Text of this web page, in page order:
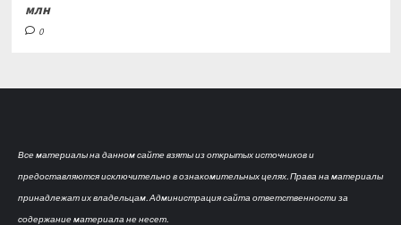
млн
0
Все материалы на данном сайте взяты из открытых источников и
предоставляются исключительно в ознакомительных целях. Права на материалы
принадлежат их владельцам. Администрация сайта ответственности за
содержание материала не несет.